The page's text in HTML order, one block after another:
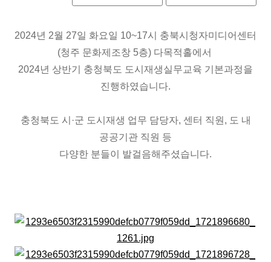
2024년 2월 27일 화요일 10~17시 충북시청자미디어센터
(청주 문화제조창 5층) 다목적홀에서
2024년 상반기 충청북도 도시재생실무교육 기본과정을
진행하였습니다.
충청북도 시·군 도시재생 업무 담당자, 센터 직원, 도 내
공공기관 직원 등
다양한 분들이 발걸음해주셨습니다.